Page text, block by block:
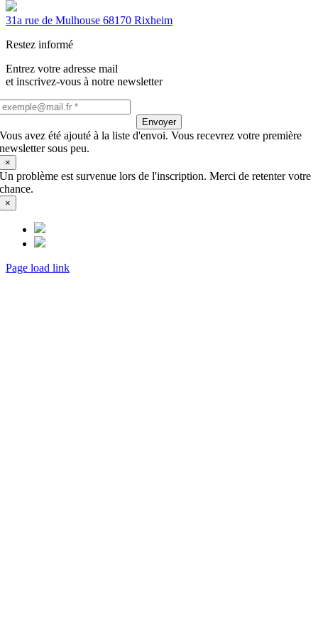
31a rue de Mulhouse 68170 Rixheim
Restez informé
Entrez votre adresse mail
et inscrivez-vous à notre newsletter
Envoyer
Vous avez été ajouté à la liste d'envoi. Vous recevrez votre première
newsletter sous peu.
×
Un problème est survenue lors de l'inscription. Merci de retenter votre
chance.
×
Page load link